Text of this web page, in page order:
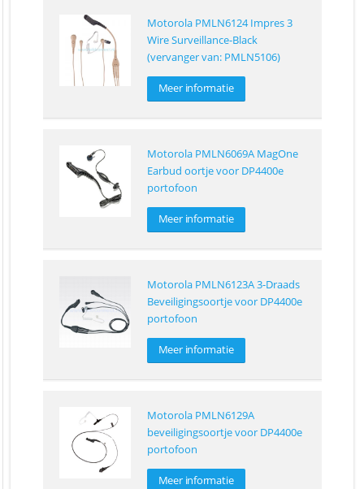
Motorola PMLN6124 Impres 3
Wire Surveillance-Black
(vervanger van: PMLN5106)
Meer informatie
Motorola PMLN6069A MagOne
Earbud oortje voor DP4400e
portofoon
Meer informatie
Motorola PMLN6123A 3-Draads
Beveiligingsoortje voor DP4400e
portofoon
Meer informatie
Motorola PMLN6129A
beveiligingsoortje voor DP4400e
portofoon
Meer informatie